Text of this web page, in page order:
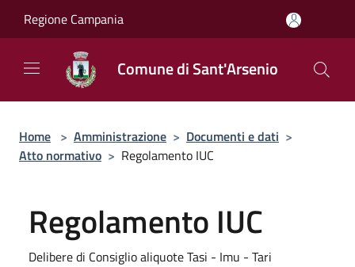
Regione Campania
Comune di Sant'Arsenio
Home > Amministrazione > Documenti e dati >
Atto normativo > Regolamento IUC
Regolamento IUC
Delibere di Consiglio aliquote Tasi - Imu - Tari